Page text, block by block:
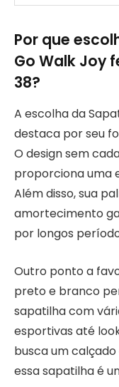
Por que
Go Walk Joy
38?
A escolha da
destaca por seu
O design sem
proporciona uma
Além disso, sua
amortecimento
por longos
Outro ponto a
preto e branco
sapatilha com
esportivas até
busca um
essa sapatilha é